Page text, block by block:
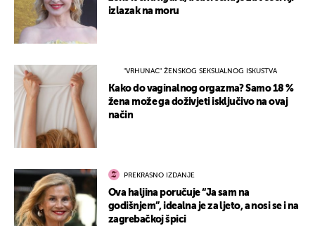
izlazak na moru
"VRHUNAC" ŽENSKOG SEKSUALNOG ISKUSTVA
Kako do vaginalnog orgazma? Samo 18 %
žena može ga doživjeti isključivo na ovaj
način
PREKRASNO IZDANJE
Ova haljina poručuje “Ja sam na
godišnjem”, idealna je za ljeto, a nosi se i na
zagrebačkoj špici